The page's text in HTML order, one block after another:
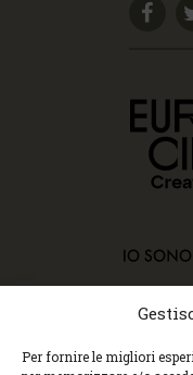
Per fornire le migliori
Copyright ©
contenuto può